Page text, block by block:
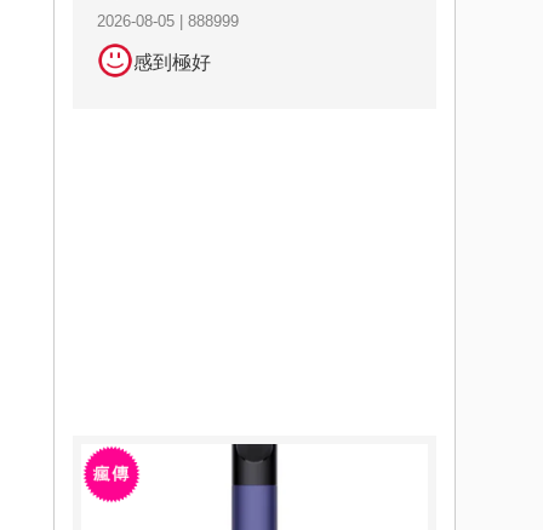
2026-08-05 | 888999
感到極好